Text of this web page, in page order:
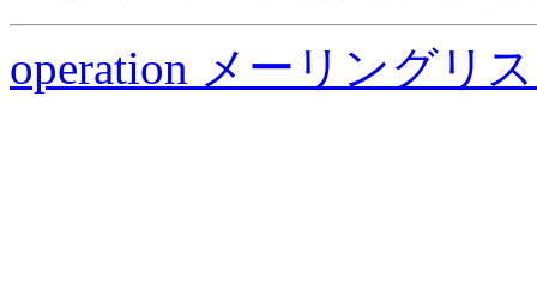
operation メーリングリ